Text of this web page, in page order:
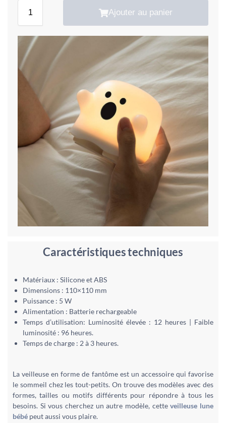
Ajouter au panier
Caractéristiques techniques
Matériaux : Silicone et ABS
Dimensions : 110×110 mm
Puissance : 5 W
Alimentation : Batterie rechargeable
Temps d’utilisation: Luminosité élevée : 12 heures | Faible
luminosité : 96 heures.
Temps de charge : 2 à 3 heures.
La veilleuse en forme de fantôme est un accessoire qui favorise
le sommeil chez les tout-petits. On trouve des modèles avec des
formes, tailles ou motifs différents pour répondre à tous les
besoins. Si vous cherchez un autre modèle, cetteveilleuse lune
bébé peut aussi vous plaire.